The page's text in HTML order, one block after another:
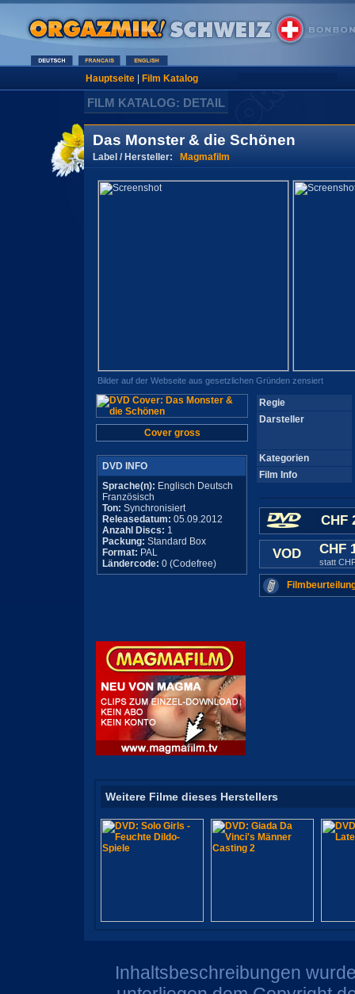
Hauptseite| Film Katalog
FILM KATALOG: DETAIL
Das Monster & die Schönen
Label / Hersteller: Magmafilm
Bilder auf der Webseite aus gesetzlichen Gründen zensiert
Cover gross
DVD INFO
Sprache(n): Englisch Deutsch
Französisch
Ton: Synchronisiert
Releasedatum: 05.09.2012
Anzahl Discs: 1
Packung: Standard Box
Format: PAL
Ländercode: 0 (Codefree)
Regie
Darsteller
Kategorien
Film Info
CHF
VOD CHF
statt
Weitere Filme dieses Herstellers
Inhaltsbeschreibungen